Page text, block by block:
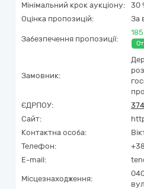
Мінімальний крок аукціону:
30
Оцінка пропозицій:
За
Забезпечення пропозиції:
Замовник:
ЄДРПОУ:
Сайт:
Контактна особа:
Телефон:
E-mail:
Місцезнаходження: